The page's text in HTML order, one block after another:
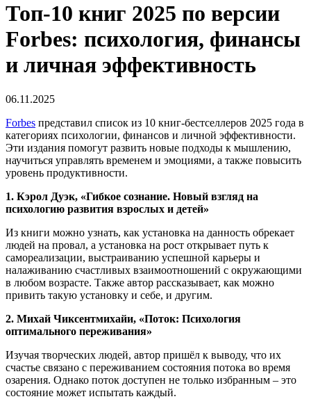
Топ-10 книг 2025 по версии
Forbes: психология, финансы
и личная эффективность
06.11.2025
Forbes представил список из 10 книг-бестселлеров 2025 года в
категориях психологии, финансов и личной эффективности.
Эти издания помогут развить новые подходы к мышлению,
научиться управлять временем и эмоциями, а также повысить
уровень продуктивности.
1. Кэрол Дуэк, «Гибкое сознание. Новый взгляд на
психологию развития взрослых и детей»
Из книги можно узнать, как установка на данность обрекает
людей на провал, а установка на рост открывает путь к
самореализации, выстраиванию успешной карьеры и
налаживанию счастливых взаимоотношений с окружающими
в любом возрасте. Также автор рассказывает, как можно
привить такую установку и себе, и другим.
2. Михай Чиксентмихайи, «Поток: Психология
оптимального переживания»
Изучая творческих людей, автор пришёл к выводу, что их
счастье связано с переживанием состояния потока во время
озарения. Однако поток доступен не только избранным – это
состояние может испытать каждый.